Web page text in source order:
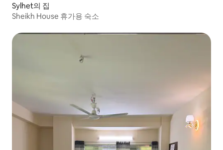
Sylhet의 집
Sheikh House 휴가용 숙소